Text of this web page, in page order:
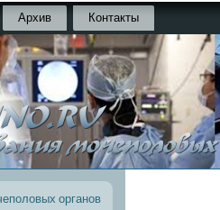
Архив Контакты
органов